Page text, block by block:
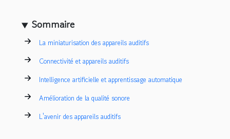
Sommaire
La miniaturisation des appareils auditifs
Connectivité et appareils auditifs
Intelligence artificielle et apprentissage automatique
Amélioration de la qualité sonore
L'avenir des appareils auditifs